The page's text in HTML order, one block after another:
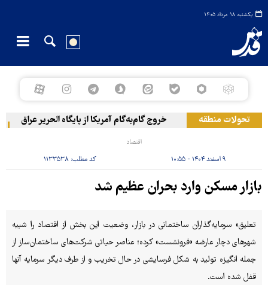
یکشنبه ۱۸ مرداد ۱۴۰۵
تحولات منطقه خروج گام‌به‌گام آمریکا از پایگاه الحریر عراق
اقتصاد
۹ اسفند ۱۴۰۴ - ۱۰:۵۵ کد مطلب: ۱۱۳۳۵۳۸
بازار مسکن وارد بحران عظیم شد
تعلیق» سرمایه‌گذاران ساختمانی در بازار، وضعیت این بخش از اقتصاد را شبیه
شهرهای دچار عارضه «فرونشست» کرده؛ عناصر حیاتی شرکت‌های ساختمان‌ساز از
جمله انگیزه تولید به شکل فرسایشی در حال تخریب و از طرف دیگر سرمایه آنها
قفل شده است.